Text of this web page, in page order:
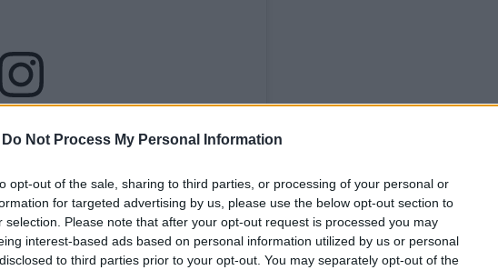
Do Not Process My Personal Information
opt-out of the sale, sharing to third parties, or processing of your personal or
for targeted advertising by us, please use the below opt-out section to
selection. Please note that after your opt-out request is processed you may
interest-based ads based on personal information utilized by us or personal
to third parties prior to your opt-out. You may separately opt-out of the